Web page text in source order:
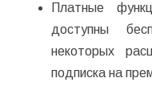
Платные
доступны
некоторых
подписка на